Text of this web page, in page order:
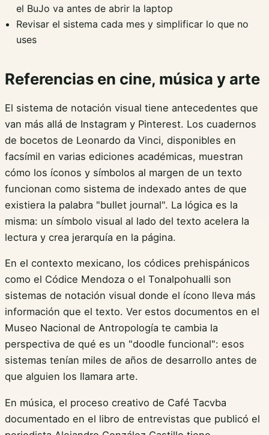
el BuJo va antes de abrir la laptop
Revisar el sistema cada mes y simplificar lo que no
uses
Referencias en cine, música y arte
El sistema de notación visual tiene antecedentes que
van más allá de Instagram y Pinterest. Los cuadernos
de bocetos de Leonardo da Vinci, disponibles en
facsímil en varias ediciones académicas, muestran
cómo los íconos y símbolos al margen de un texto
funcionan como sistema de indexado antes de que
existiera la palabra "bullet journal". La lógica es la
misma: un símbolo visual al lado del texto acelera la
lectura y crea jerarquía en la página.
En el contexto mexicano, los códices prehispánicos
como el Códice Mendoza o el Tonalpohualli son
sistemas de notación visual donde el ícono lleva más
información que el texto. Ver estos documentos en el
Museo Nacional de Antropología te cambia la
perspectiva de qué es un "doodle funcional": esos
sistemas tenían miles de años de desarrollo antes de
que alguien los llamara arte.
En música, el proceso creativo de Café Tacvba
documentado en el libro de entrevistas que publicó el